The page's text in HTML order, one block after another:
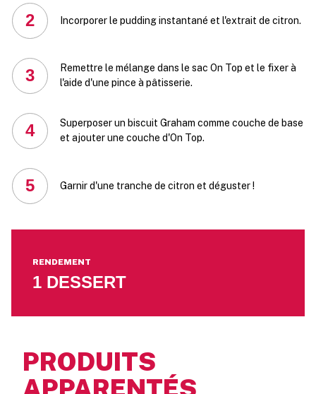
2 Incorporer le pudding instantané et l'extrait de citron.
3
Remettre le mélange dans le sac On Top et le fixer à
l'aide d'une pince à pâtisserie.
4
Superposer un biscuit Graham comme couche de base
et ajouter une couche d'On Top.
5 Garnir d'une tranche de citron et déguster !
RENDEMENT
1 DESSERT
PRODUITS